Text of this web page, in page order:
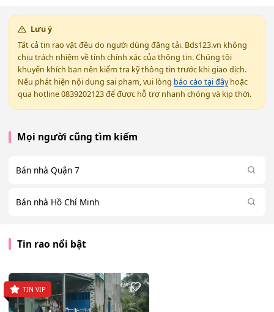
Lưu ý
Tất cả tin rao vặt đều do người dùng đăng tải. Bds123.vn không
chịu trách nhiệm về tính chính xác của thông tin. Chúng tôi
khuyến khích bạn nên kiểm tra kỹ thông tin trước khi giao dịch.
Nếu phát hiện nội dung sai phạm, vui lòng báo cáo tại đâyhoặc
qua hotline 0839202123 để được hỗ trợ nhanh chóng và kịp thời.
Mọi người cũng tìm kiếm
Bán nhà Quận 7
Bán nhà Hồ Chí Minh
Tin rao nổi bật
TIN VIP